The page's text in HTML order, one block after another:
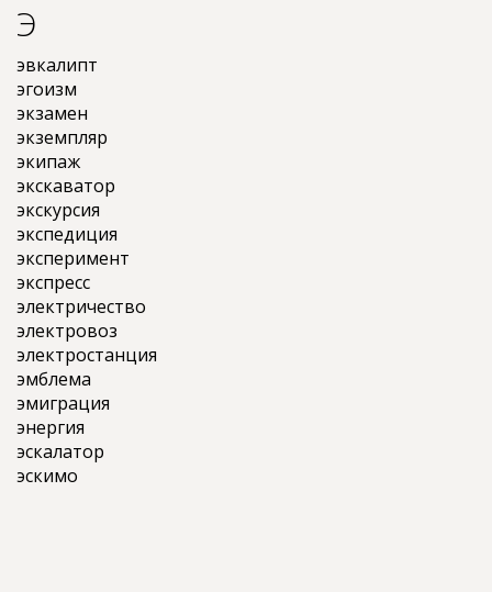
Э
эвкалипт
эгоизм
экзамен
экземпляр
экипаж
экскаватор
экскурсия
экспедиция
эксперимент
экспресс
электричество
электровоз
электростанция
эмблема
эмиграция
энергия
эскалатор
эскимо